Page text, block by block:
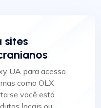
sites
UA para acesso
como OLX
se você está
locais ou